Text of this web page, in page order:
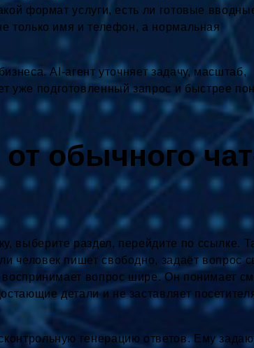
формат услуги, есть ли готовые
только имя и телефон, а нормальная
AI-агент уточняет задачу, масштаб,
уже подготовленный запрос и быстрее
обычного
выберите раздел, перейдите по ссылке.
человек пишет свободно, задаёт вопрос
воспринимает вопрос шире. Он понимает
детали и не заставляет
генерацию ответов. Ему